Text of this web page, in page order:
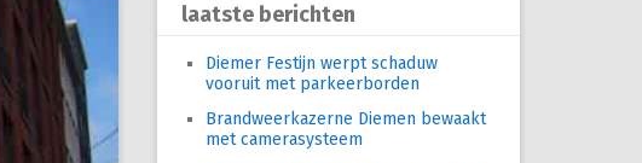
laatste berichten
Diemer Festijn werpt schaduw
vooruit met parkeerborden
Brandweerkazerne Diemen bewaakt
met camerasysteem